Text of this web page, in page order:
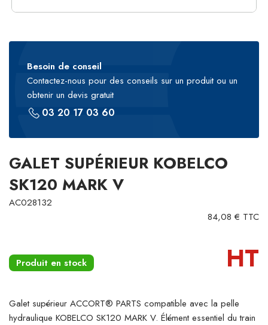
Besoin de conseil
Contactez-nous pour des conseils sur un produit ou un
obtenir un devis gratuit
03 20 17 03 60
GALET SUPÉRIEUR KOBELCO
SK120 MARK V
AC028132
84,08 € TTC
Produit en stock HT
Galet supérieur ACCORT® PARTS compatible avec la pelle
hydraulique KOBELCO SK120 MARK V. Élément essentiel du train